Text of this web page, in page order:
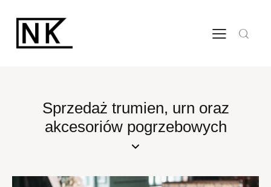
Sprzedaż trumien, urn oraz
akcesoriów pogrzebowych